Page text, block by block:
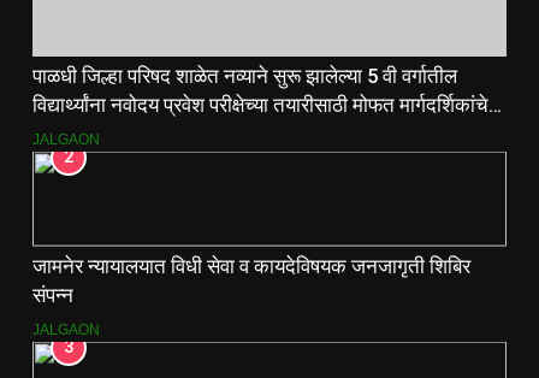
पाळधी जिल्हा परिषद शाळेत नव्याने सुरू झालेल्या 5 वी वर्गातील
विद्यार्थ्यांना नवोदय प्रवेश परीक्षेच्या तयारीसाठी मोफत मार्गदर्शिकांचे
वाटप.
JALGAON
2
जामनेर न्यायालयात विधी सेवा व कायदेविषयक जनजागृती शिबिर
संपन्न
JALGAON
3